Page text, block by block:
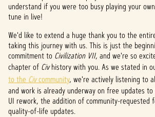
&
P
l
a
y
understand if you were too busy playing your own
tune in live!
We'd like to extend a huge thank you to the
taking this journey with us. This is just the
commitment to Civilization VII, and we're so
chapter of Civhistory with you. As we stated in
to the Civcommunity, we're actively listening to
and work is already underway on free updates
UI rework, the addition of community-requested
quality-of-life updates.